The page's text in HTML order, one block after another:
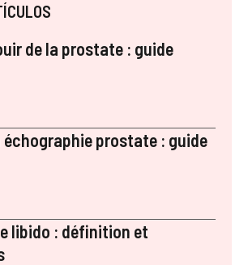
de la prostate : guide
prostate : guide
libido : définition et